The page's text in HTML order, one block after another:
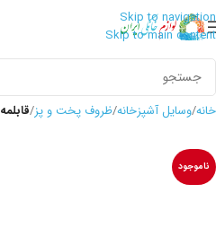
Skip to navigation
Skip to main content
خانه وسایل آشپزخانه ظروف پخت و پز قابلمه
ناموجود